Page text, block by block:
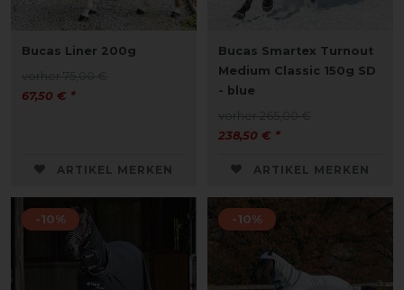
Bucas Liner 200g
67,50 € *
ARTIKEL MERKEN
Bucas Smartex Turnout
Medium Classic 150g SD
- blue
238,50 € *
ARTIKEL MERKEN
-10% -10%